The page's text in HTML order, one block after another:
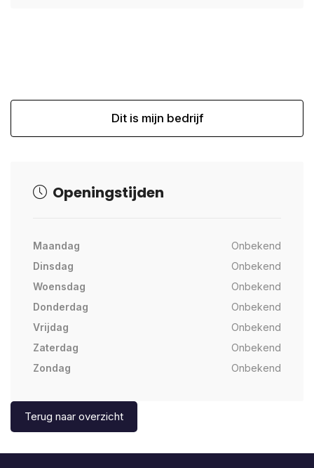
Dit is mijn bedrijf
Openingstijden
Maandag
Onbekend
Dinsdag
Onbekend
Woensdag
Onbekend
Donderdag
Onbekend
Vrijdag
Onbekend
Zaterdag
Onbekend
Zondag
Onbekend
Terug naar overzicht